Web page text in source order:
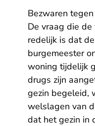
Bezwaren
De vraag die
redelijk is dat
burgemeester
woning tijdelijk
drugs zijn
gezin begeleid,
welslagen van
dat het gezin in